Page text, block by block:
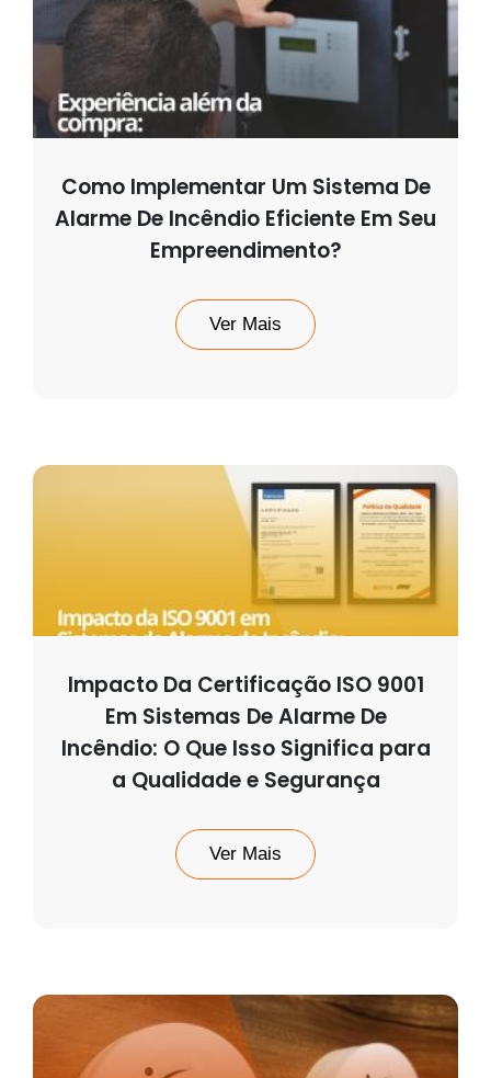
Como Implementar Um Sistema De
Alarme De Incêndio Eficiente Em Seu
Empreendimento?
Ver Mais
Impacto Da Certificação ISO 9001
Em Sistemas De Alarme De
Incêndio: O Que Isso Significa para
a Qualidade e Segurança
Ver Mais